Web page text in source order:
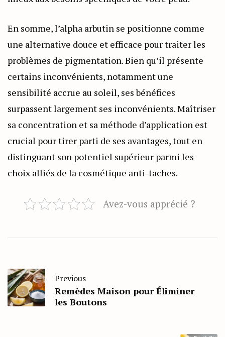
En somme, l’alpha arbutin se positionne comme
une alternative douce et efficace pour traiter les
problèmes de pigmentation. Bien qu’il présente
certains inconvénients, notamment une
sensibilité accrue au soleil, ses bénéfices
surpassent largement ses inconvénients. Maîtriser
sa concentration et sa méthode d’application est
crucial pour tirer parti de ses avantages, tout en
distinguant son potentiel supérieur parmi les
choix alliés de la cosmétique anti-taches.
Avez-vous apprécié ?
Previous
Remèdes Maison pour Éliminer
les Boutons